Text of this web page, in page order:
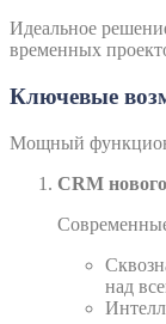
Идеальное
временных
Ключевые
Мощный
CRM
над